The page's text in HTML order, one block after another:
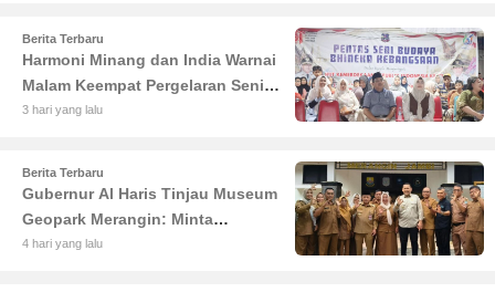
Berita Terbaru
Harmoni Minang dan India Warnai
Malam Keempat Pergelaran Seni
Budaya di Alun-Alun Kuala
3 hari yang lalu
Berita Terbaru
Gubernur Al Haris Tinjau Museum
Geopark Merangin: Minta
Pengelola Genjot Inovasi dan
4 hari yang lalu